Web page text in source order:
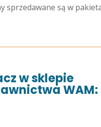
sprzedawane są w
w sklepie
WAM: